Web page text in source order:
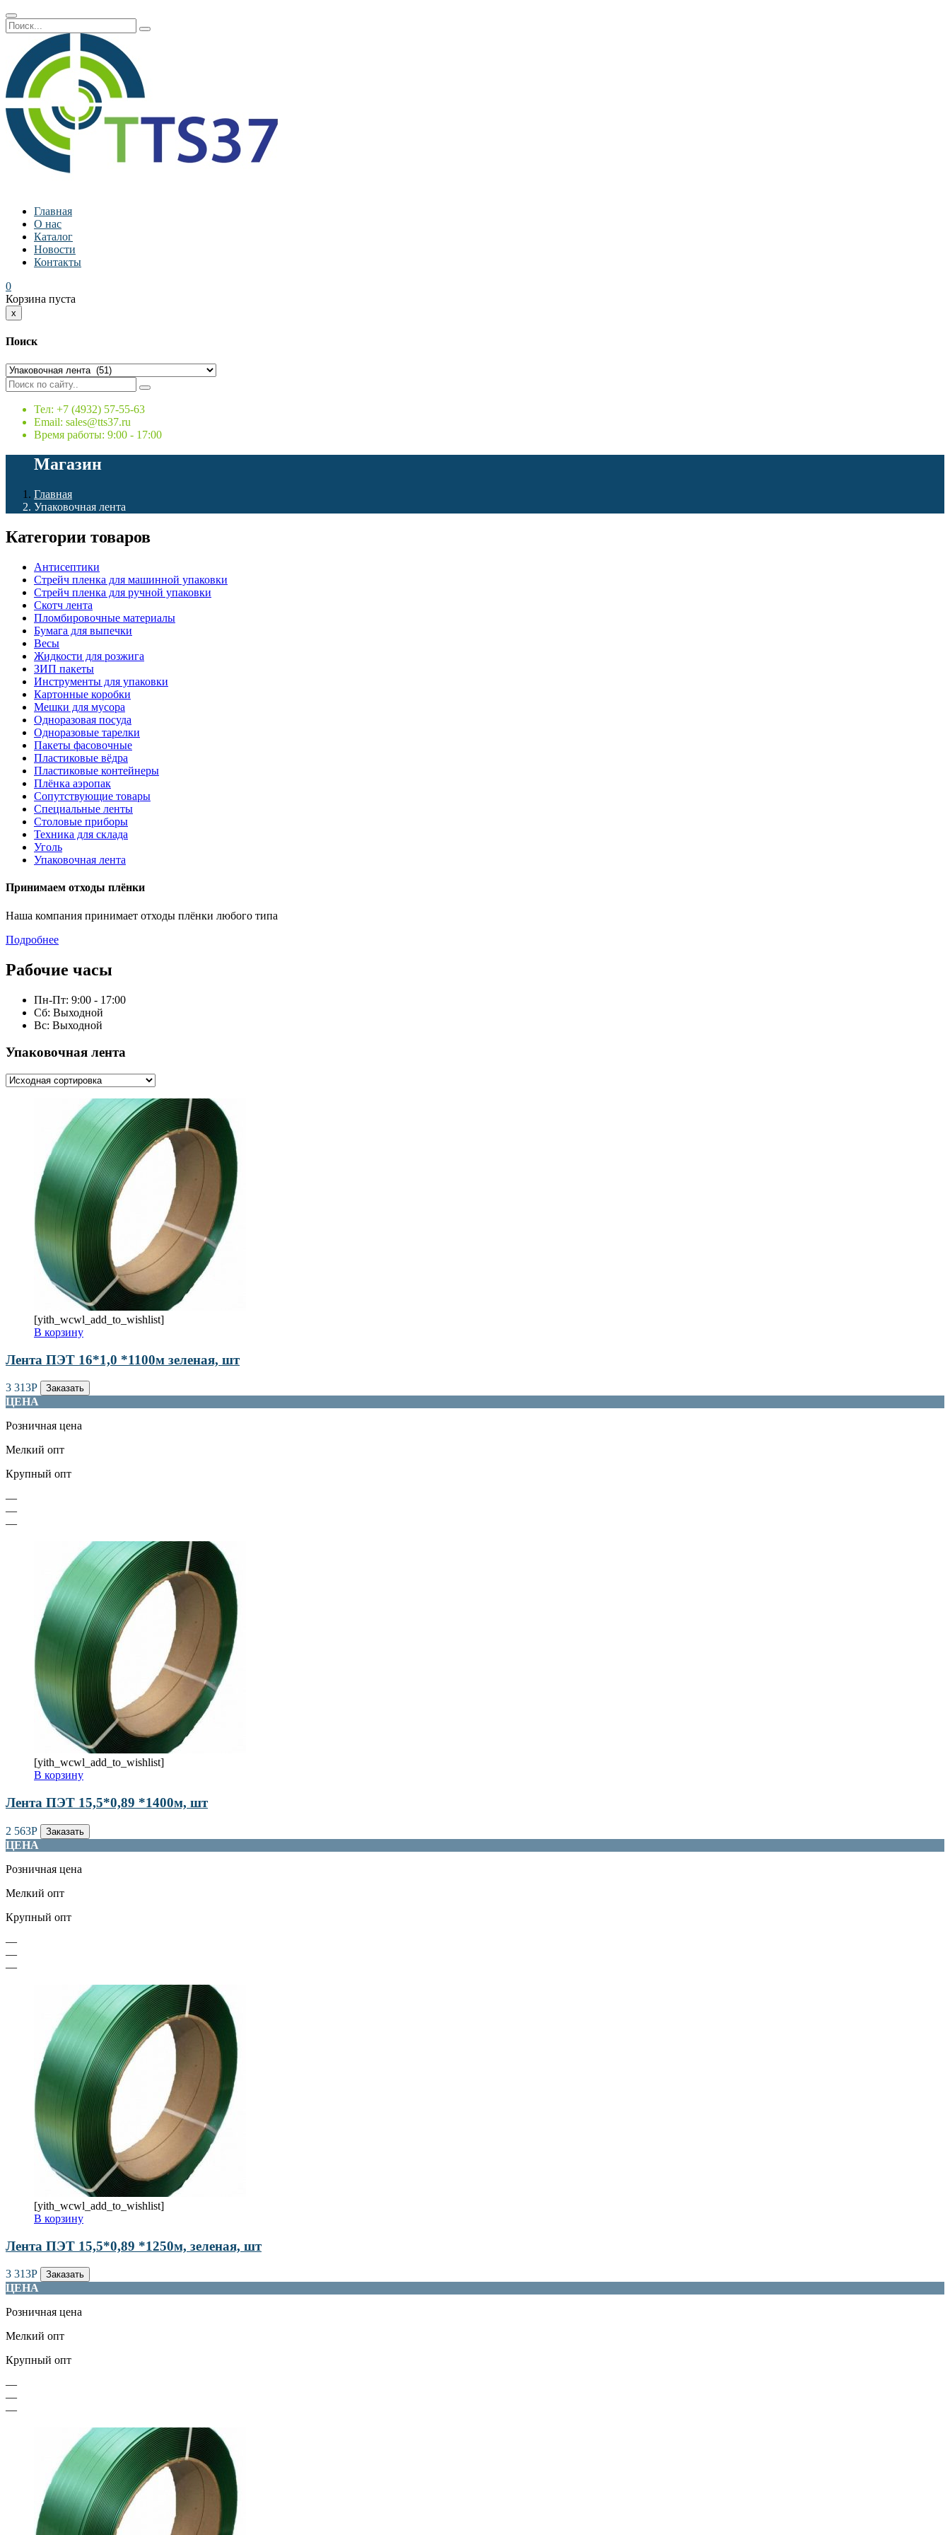
Главная
О нас
Каталог
Новости
Контакты
0
Корзина пуста
x
Поиск
Тел: +7 (4932) 57-55-63
Email: sales@tts37.ru
Время работы: 9:00 - 17:00
Магазин
Главная
Упаковочная лента
Категории товаров
Антисептики
Стрейч пленка для машинной упаковки
Стрейч пленка для ручной упаковки
Скотч лента
Пломбировочные материалы
Бумага для выпечки
Весы
Жидкости для розжига
ЗИП пакеты
Инструменты для упаковки
Картонные коробки
Мешки для мусора
Одноразовая посуда
Одноразовые тарелки
Пакеты фасовочные
Пластиковые вёдра
Пластиковые контейнеры
Плёнка аэропак
Сопутствующие товары
Специальные ленты
Столовые приборы
Техника для склада
Уголь
Упаковочная лента
Принимаем отходы плёнки
Наша компания принимает отходы плёнки любого типа
Подробнее
Рабочие часы
Пн-Пт: 9:00 - 17:00
Сб: Выходной
Вс: Выходной
Упаковочная лента
[yith_wcwl_add_to_wishlist]
В корзину
Лента ПЭТ 16*1,0 *1100м зеленая, шт
3 313Р Заказать
ЦЕНА
Розничная цена
Мелкий опт
Крупный опт
—
—
—
[yith_wcwl_add_to_wishlist]
В корзину
Лента ПЭТ 15,5*0,89 *1400м, шт
2 563Р Заказать
ЦЕНА
Розничная цена
Мелкий опт
Крупный опт
—
—
—
[yith_wcwl_add_to_wishlist]
В корзину
Лента ПЭТ 15,5*0,89 *1250м, зеленая, шт
3 313Р Заказать
ЦЕНА
Розничная цена
Мелкий опт
Крупный опт
—
—
—